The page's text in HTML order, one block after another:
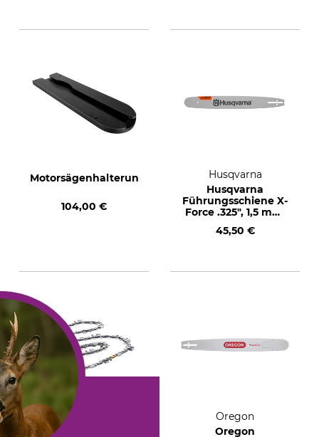
Motorsägenhalterung
104,00 €
Husqvarna
Husqvarna
Führungsschiene X-
Force .325", 1,5 mm,
45,50 €
Husqvarna
Husqvarna
Oregon
Oregon